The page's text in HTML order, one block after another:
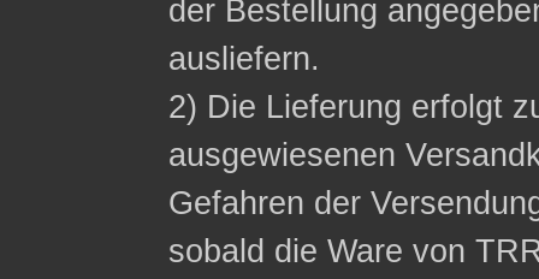
der Bestellung
ausliefern.
2) Die Lieferung erfolgt
ausgewiesenen
Gefahren der
sobald die Ware von